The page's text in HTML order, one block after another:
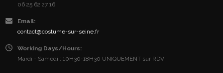
06 25 62 27 16
Email:
contact@costume-sur-seine.fr
Working Days/Hours:
Mardi - Samedi : 10H30-18H30 UNIQUEMENT sur RDV